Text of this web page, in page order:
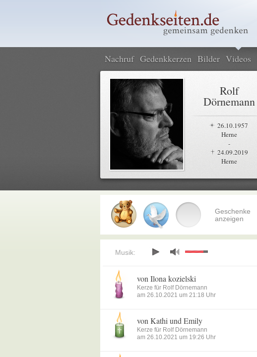
Nachruf Gedenkkerzen Bilder Videos
Rolf
Dörnemann
26.10.1957
Herne
-
24.09.2019
Herne
Geschenke
anzeigen
Musik:
von Ilona kozielski
Kerze für Rolf Dörnemann
am 26.10.2021 um 21:18 Uhr
von Kathi und Emily
Kerze für Rolf Dörnemann
am 26.10.2021 um 19:26 Uhr